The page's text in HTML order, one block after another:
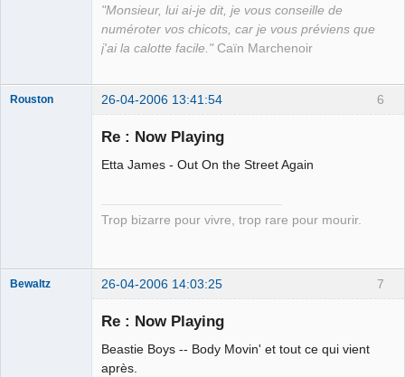
"Monsieur, lui ai-je dit, je vous conseille de
numéroter vos chicots, car je vous préviens que
j'ai la calotte facile."Caïn Marchenoir
6
Rouston 26-04-2006 13:41:54
Re : Now Playing
Etta James - Out On the Street Again
Trop bizarre pour vivre, trop rare pour mourir.
7
Bewaltz 26-04-2006 14:03:25
Re : Now Playing
Beastie Boys -- Body Movin' et tout ce qui vient
après.